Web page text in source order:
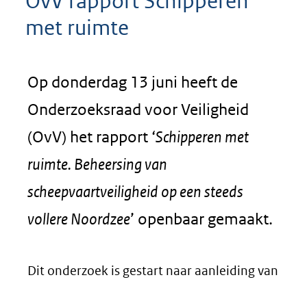
met ruimte
Op donderdag 13 juni heeft de
Onderzoeksraad voor Veiligheid
(OvV) het rapport ‘Schipperen met
ruimte. Beheersing van
scheepvaartveiligheid op een steeds
vollere Noordzee’ openbaar gemaakt.
Dit onderzoek is gestart naar aanleiding van